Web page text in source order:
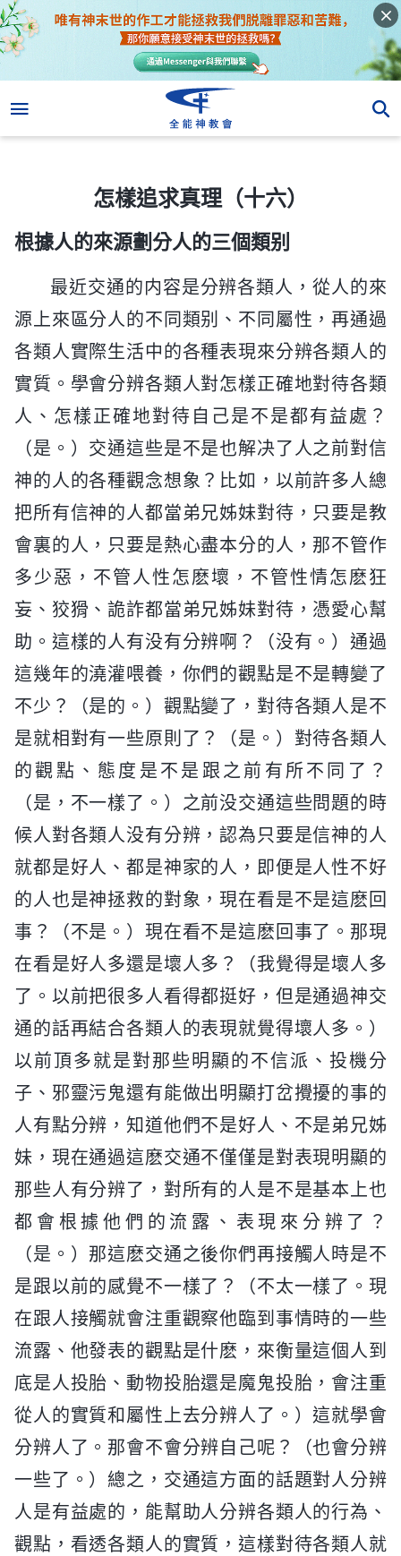
怎樣追求真理（十六）
根據人的來源劃分人的三個類别
最近交通的内容是分辨各類人，從人的來
源上來區分人的不同類别、不同屬性，再通過
各類人實際生活中的各種表現來分辨各類人的
實質。學會分辨各類人對怎樣正確地對待各類
人、怎樣正確地對待自己是不是都有益處？
（是。）交通這些是不是也解决了人之前對信
神的人的各種觀念想象？比如，以前許多人總
把所有信神的人都當弟兄姊妹對待，只要是教
會裏的人，只要是熱心盡本分的人，那不管作
多少惡，不管人性怎麽壞，不管性情怎麽狂
妄、狡猾、詭詐都當弟兄姊妹對待，憑愛心幫
助。這樣的人有没有分辨啊？（没有。）通過
這幾年的澆灌喂養，你們的觀點是不是轉變了
不少？（是的。）觀點變了，對待各類人是不
是就相對有一些原則了？（是。）對待各類人
的觀點、態度是不是跟之前有所不同了？
（是，不一樣了。）之前没交通這些問題的時
候人對各類人没有分辨，認為只要是信神的人
就都是好人、都是神家的人，即便是人性不好
的人也是神拯救的對象，現在看是不是這麽回
事？（不是。）現在看不是這麽回事了。那現
在看是好人多還是壞人多？（我覺得是壞人多
了。以前把很多人看得都挺好，但是通過神交
通的話再結合各類人的表現就覺得壞人多。）
以前頂多就是對那些明顯的不信派、投機分
子、邪靈污鬼還有能做出明顯打岔攪擾的事的
人有點分辨，知道他們不是好人、不是弟兄姊
妹，現在通過這麽交通不僅僅是對表現明顯的
那些人有分辨了，對所有的人是不是基本上也
都會根據他們的流露、表現來分辨了？
（是。）那這麽交通之後你們再接觸人時是不
是跟以前的感覺不一樣了？（不太一樣了。現
在跟人接觸就會注重觀察他臨到事情時的一些
流露、他發表的觀點是什麽，來衡量這個人到
底是人投胎、動物投胎還是魔鬼投胎，會注重
從人的實質和屬性上去分辨人了。）這就學會
分辨人了。那會不會分辨自己呢？（也會分辨
一些了。）總之，交通這方面的話題對人分辨
人是有益處的，能幫助人分辨各類人的行為、
觀點，看透各類人的實質，這樣對待各類人就